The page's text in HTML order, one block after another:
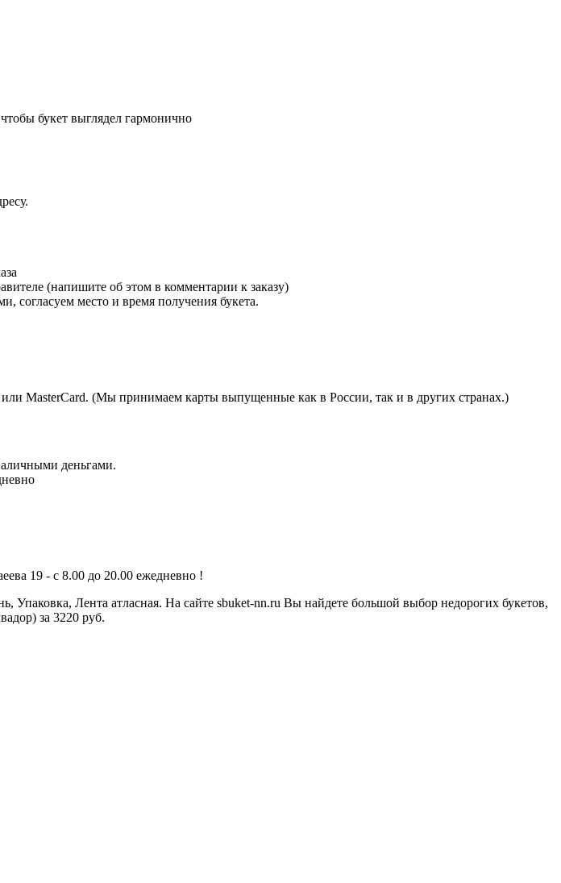
букет выглядел гармонично
(напишите об этом в комментарии к заказу)
согласуем место и время получения букета.
MasterCard. (Мы принимаем карты выпущенные как в России, так и в других странах.)
деньгами.
19 - с 8.00 до 20.00 ежедневно !
Упаковка, Лента атласная. На сайте sbuket-nn.ru Вы найдете большой выбор недорогих букетов,
за 3220 руб.